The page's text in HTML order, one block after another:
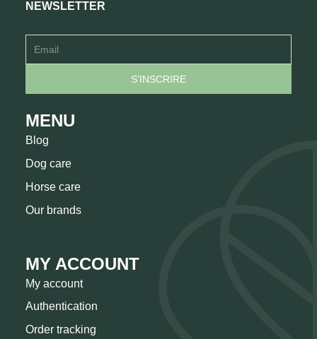
NEWSLETTER
MENU
Blog
Dog care
Horse care
Our brands
MY ACCOUNT
My account
Authentication
Order tracking